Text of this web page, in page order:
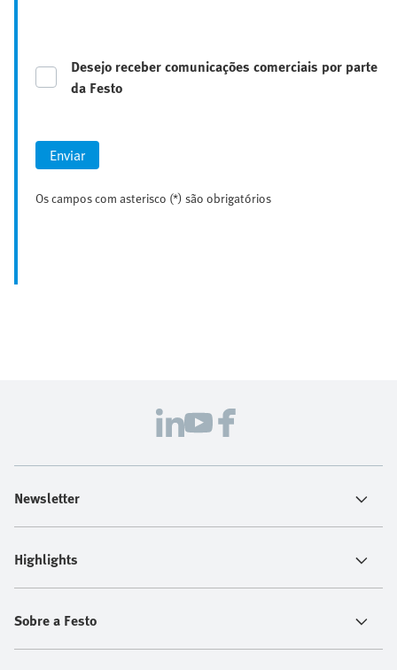
Desejo receber comunicações comerciais por parte
da Festo
Enviar
Os campos com asterisco (*) são obrigatórios
Newsletter
Highlights
Sobre a Festo